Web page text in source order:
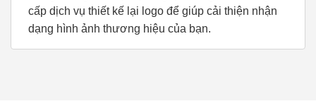
cấp dịch vụ thiết kế lại logo để giúp cải thiện nhận
dạng hình ảnh thương hiệu của bạn.